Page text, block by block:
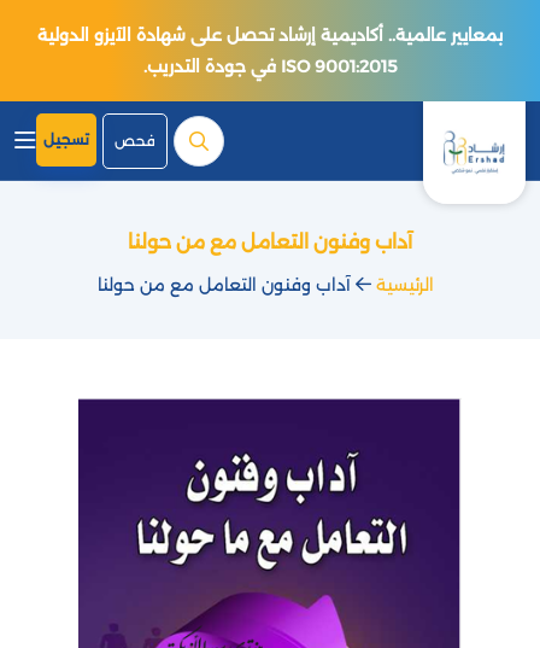
بمعايير عالمية.. أكاديمية إرشاد تحصل على شهادة الآيزو الدولية
ISO 9001:2015 في جودة التدريب.
فحص تسجيل
آداب وفنون التعامل مع من حولنا
الرئيسية آداب وفنون التعامل مع من حولنا